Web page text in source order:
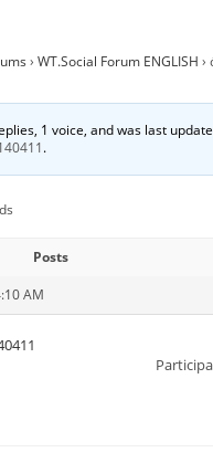
› WT.Social Forum ENGLISH ›
1 voice, and was last
.
Posts
AM